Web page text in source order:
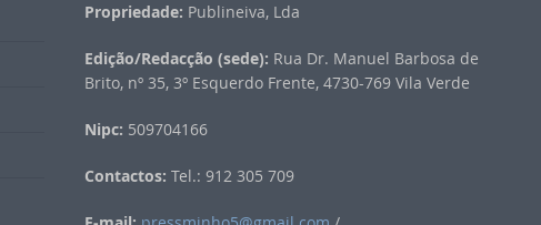
Propriedade: Publineiva, Lda
Edição/Redacção (sede): Rua Dr. Manuel Barbosa de
Brito, nº 35, 3º Esquerdo Frente, 4730-769 Vila Verde
Nipc: 509704166
Contactos: Tel.: 912 305 709